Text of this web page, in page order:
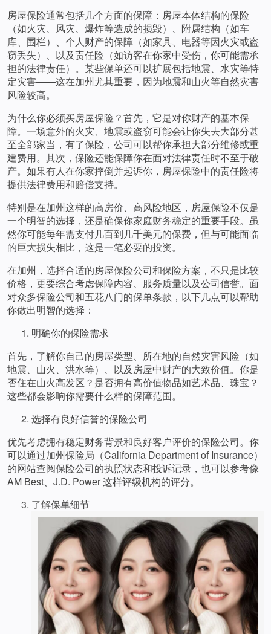
房屋保险通常包括几个方面的保障：房屋本体结构的保险
（如火灾、风灾、爆炸等造成的损毁）、附属结构（如车
库、围栏）、个人财产的保障（如家具、电器等因火灾或盗
窃丢失）、以及责任险（如访客在你家中受伤，你可能需承
担的法律责任）。某些保单还可以扩展包括地震、水灾等特
定灾害——这在加州尤其重要，因为地震和山火等自然灾害
风险较高。
为什么你必须买房屋保险？首先，它是对你财产的基本保
障。一场意外的火灾、地震或盗窃可能会让你失去大部分甚
至全部家当，有了保险，公司可以帮你承担大部分维修或重
建费用。其次，保险还能保障你在面对法律责任时不至于破
产。如果有人在你家摔倒并起诉你，房屋保险中的责任险将
提供法律费用和赔偿支持。
特别是在加州这样的高房价、高风险地区，房屋保险不仅是
一个明智的选择，还是确保你家庭财务稳定的重要手段。虽
然你可能每年需支付几百到几千美元的保费，但与可能面临
的巨大损失相比，这是一笔必要的投资。
在加州，选择合适的房屋保险公司和保险方案，不只是比较
价格，更要综合考虑保障内容、服务质量以及公司信誉。面
对众多保险公司和五花八门的保单条款，以下几点可以帮助
你做出明智的选择：
明确你的保险需求
首先，了解你自己的房屋类型、所在地的自然灾害风险（如
地震、山火、洪水等）、以及房屋中财产的大致价值。你是
否住在山火高发区？是否拥有高价值物品如艺术品、珠宝？
这些都会影响你需要什么样的保障范围。
选择有良好信誉的保险公司
优先考虑拥有稳定财务背景和良好客户评价的保险公司。你
可以通过加州保险局（California Department of Insurance）
的网站查阅保险公司的执照状态和投诉记录，也可以参考像
AM Best、J.D. Power 这样评级机构的评分。
了解保单细节